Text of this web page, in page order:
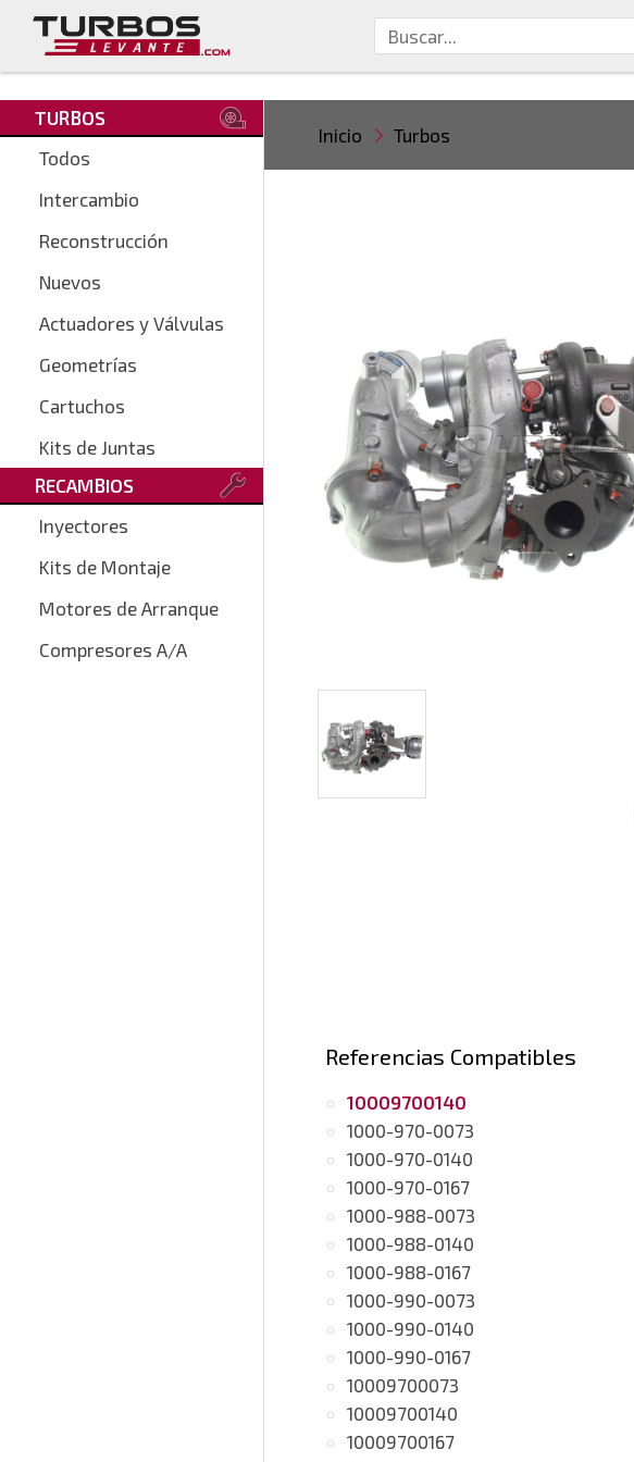
TURBOS
Todos
Intercambio
Reconstrucción
Nuevos
Actuadores y Válvulas
Geometrías
Cartuchos
Kits de Juntas
RECAMBIOS
Inyectores
Kits de Montaje
Motores de Arranque
Compresores A/A
Inicio Turbos
Referencias Compatibles
10009700140
1000-970-0073
1000-970-0140
1000-970-0167
1000-988-0073
1000-988-0140
1000-988-0167
1000-990-0073
1000-990-0140
1000-990-0167
10009700073
10009700140
10009700167